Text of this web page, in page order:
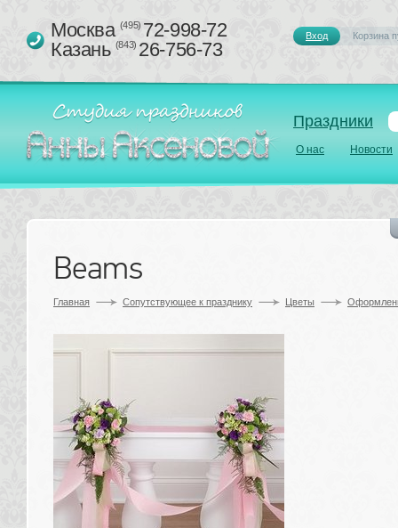
Праздники
О нас Новости
Москва (495)72-998-72
Казань (843)26-756-73
Вход Корзина
Beams
Главная Сопутствующее к празднику Цветы